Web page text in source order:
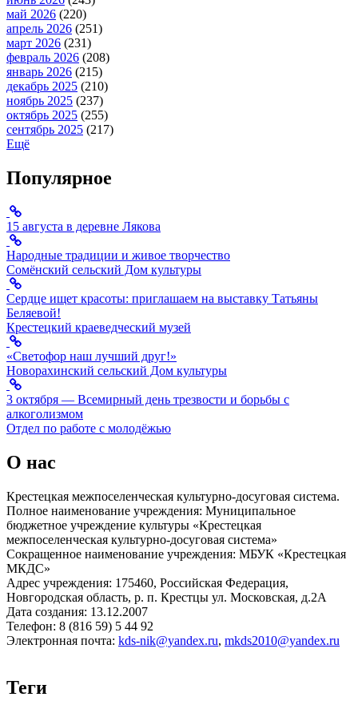
май 2026 (220)
апрель 2026 (251)
март 2026 (231)
февраль 2026 (208)
январь 2026 (215)
декабрь 2025 (210)
ноябрь 2025 (237)
октябрь 2025 (255)
сентябрь 2025 (217)
Ещё
Популярное
15 августа в деревне Лякова
Народные традиции и живое творчество
Сомёнский сельский Дом культуры
Сердце ищет красоты: приглашаем на выставку Татьяны
Беляевой!
Крестецкий краеведческий музей
«Светофор наш лучший друг!»
Новорахинский сельский Дом культуры
3 октября — Всемирный день трезвости и борьбы с
алкоголизмом
Отдел по работе с молодёжью
О нас
Крестецкая межпоселенческая культурно-досуговая система.
Полное наименование учреждения: Муниципальное
бюджетное учреждение культуры «Крестецкая
межпоселенческая культурно-досуговая система»
Сокращенное наименование учреждения: МБУК «Крестецкая
МКДС»
Адрес учреждения: 175460, Российская Федерация,
Новгородская область, р. п. Крестцы ул. Московская, д.2А
Дата создания: 13.12.2007
Телефон: 8 (816 59) 5 44 92
Электронная почта: kds-nik@yandex.ru, mkds2010@yandex.ru
Теги